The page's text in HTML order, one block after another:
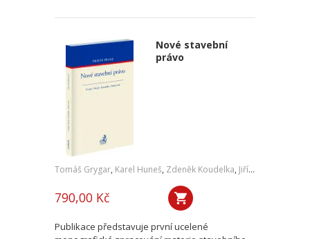
Nové stavební
právo
Tomáš Grygar, Karel Huneš, Zdeněk Koudelka, Jiří Zicha
790,00 Kč
Publikace představuje první ucelené